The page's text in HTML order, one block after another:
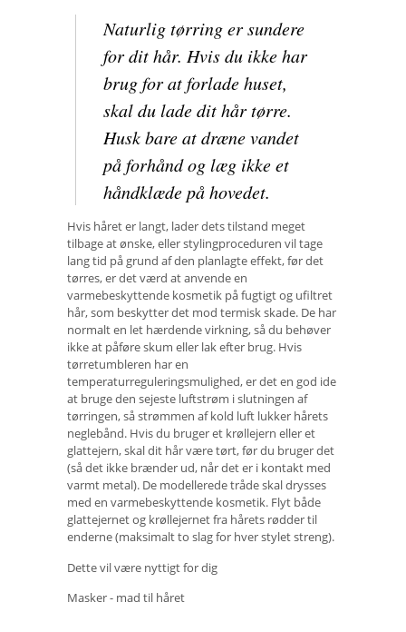
Naturlig tørring er sundere
for dit hår. Hvis du ikke har
brug for at forlade huset,
skal du lade dit hår tørre.
Husk bare at dræne vandet
på forhånd og læg ikke et
håndklæde på hovedet.
Hvis håret er langt, lader dets tilstand meget
tilbage at ønske, eller stylingproceduren vil tage
lang tid på grund af den planlagte effekt, før det
tørres, er det værd at anvende en
varmebeskyttende kosmetik på fugtigt og ufiltret
hår, som beskytter det mod termisk skade. De har
normalt en let hærdende virkning, så du behøver
ikke at påføre skum eller lak efter brug. Hvis
tørretumbleren har en
temperaturreguleringsmulighed, er det en god ide
at bruge den sejeste luftstrøm i slutningen af ​​
tørringen, så strømmen af ​​kold luft lukker hårets
neglebånd. Hvis du bruger et krøllejern eller et
glattejern, skal dit hår være tørt, før du bruger det
(så det ikke brænder ud, når det er i kontakt med
varmt metal). De modellerede tråde skal drysses
med en varmebeskyttende kosmetik. Flyt både
glattejernet og krøllejernet fra hårets rødder til
enderne (maksimalt to slag for hver stylet streng).
Dette vil være nyttigt for dig
Masker - mad til håret